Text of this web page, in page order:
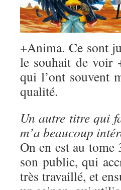
+Anima. Ce sont
le souhait de voir
qui l’ont souvent
qualité.
Un autre titre qui
m’a beaucoup
On en est au tome
son public, qui
très travaillé, et